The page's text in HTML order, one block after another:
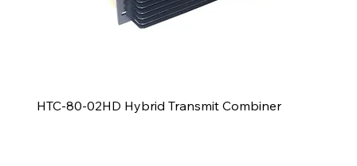
HTC-80-02HD Hybrid Transmit Combiner